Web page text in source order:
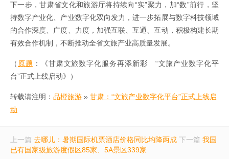
下一步，甘肃省文化和旅游厅将持续向“实”聚力，加“数”前行，坚
持数字产业化、产业数字化双向发力，进一步拓展与数字科技领域
的合作深度、广度、力度，加强互联、互通、互动，积极构建长期
有效合作机制，不断推动全省文旅产业高质量发展。
（ 原题 ：《甘肃文旅数字化服务再添新彩 “文旅产业数字化平
台”正式上线启动》）
转载请注明： 品橙旅游 » 甘肃：“文旅产业数字化平台”正式上线启
动
上一篇 去哪儿：暑期国际机票酒店价格同比均降两成 下一篇 我国
已有国家级旅游度假区85家、5A景区339家